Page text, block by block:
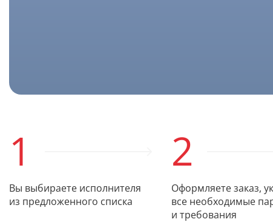
1
Вы выбираете исполнителя
из предложенного списка
2
Оформляете заказ,
все необходимые
и требования